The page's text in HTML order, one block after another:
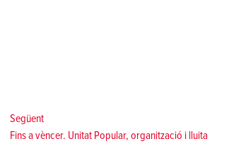
SegüentSegüent:
Fins a vèncer. Unitat Popular, organització i lluita